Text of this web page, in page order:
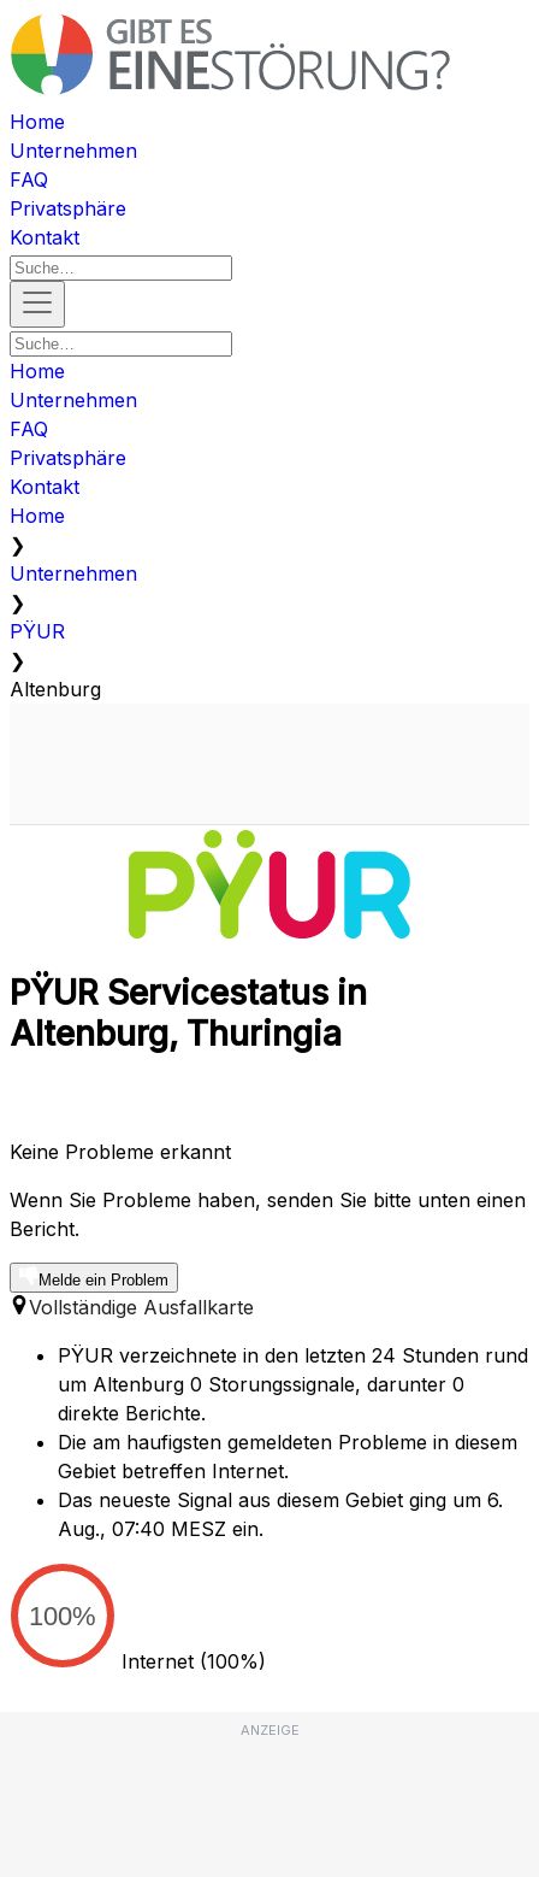
Home
Unternehmen
FAQ
Privatsphäre
Kontakt
Home
Unternehmen
FAQ
Privatsphäre
Kontakt
Home
❯
Unternehmen
❯
PŸUR
❯
Altenburg
PŸUR Servicestatus in
Altenburg, Thuringia
Keine Probleme erkannt
Wenn Sie Probleme haben, senden Sie bitte unten einen
Bericht.
Melde ein Problem
Vollständige Ausfallkarte
PŸUR verzeichnete in den letzten 24 Stunden rund
um Altenburg 0 Storungssignale, darunter 0
direkte Berichte.
Die am haufigsten gemeldeten Probleme in diesem
Gebiet betreffen Internet.
Das neueste Signal aus diesem Gebiet ging um 6.
Aug., 07:40 MESZ ein.
100%
Internet (100%)
ANZEIGE